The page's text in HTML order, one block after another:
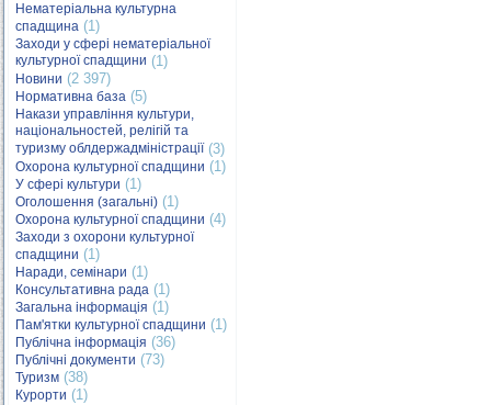
Нематеріальна культурна
спадщина (1)
Заходи у сфері нематеріальної
культурної спадщини (1)
Новини (2 397)
Нормативна база (5)
Накази управління культури,
національностей, релігій та
туризму облдержадміністрації(3)
Охорона культурної спадщини (1)
У сфері культури (1)
Оголошення (загальні) (1)
Охорона культурної спадщини (4)
Заходи з охорони культурної
спадщини (1)
Наради, семінари (1)
Консультативна рада (1)
Загальна інформація (1)
Пам'ятки культурної спадщини (1)
Публічна інформація (36)
Публічні документи (73)
Туризм (38)
Курорти (1)